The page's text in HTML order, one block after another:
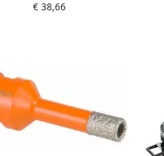
Droog M14 65-M14-TDN
€ 38,66